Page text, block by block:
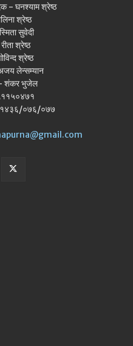
- घनश्याम श्रेष्ठ
श्रेष्ठ
सुवेदी
श्रेष्ठ
श्रेष्ठ
लेन्सम्यान
शंकर भुजेल
१४३६/०७६/०७७